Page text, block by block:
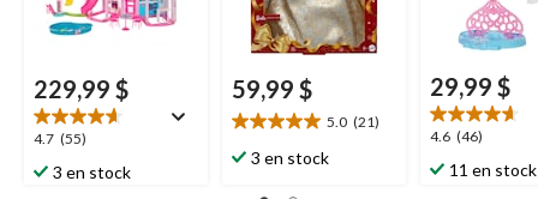
229,99 $
4.7 (55)
4.7
étoile(s)
sur
3 en stock
59,99 $
5.0 (21)
5.0
étoile(s)
3 en stock
29,99 $
4.6 (46)
4.6
étoile(s)
sur
11 en stock